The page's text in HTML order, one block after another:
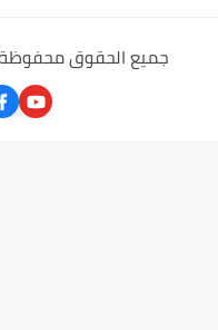
جميع الحقوق محفوظة ©